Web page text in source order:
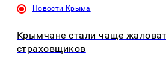
Новости Крыма
Крымчане стали чаще
страховщиков